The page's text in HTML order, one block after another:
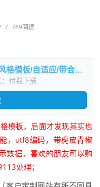
/ 769阅读
程式cscms v4.2仿dj95风格模板/自适应/带会员中心
付费下载
模板，后面才发现其实也
， utf8编码，带虎皮青椒
数据，喜欢的朋友可以购
处理；